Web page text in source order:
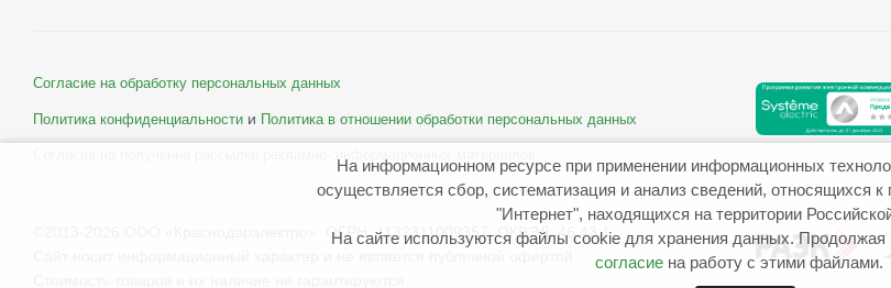
Согласие на обработку персональных данных
Политика конфиденциальности и Политика в отношении обработки персональных данных
©2013-2026 ООО «Краснодарэлектро» ОГРН: 1132311009357 ОКВЭД: 46.43.1
На информационном ресурсе при применении информационных
осуществляется сбор, систематизация и анализ сведений, относящихся
"Интернет", находящихся на территории
На сайте используются файлы cookie для хранения данных. Продолжая
согласие на работу с этими файлами.